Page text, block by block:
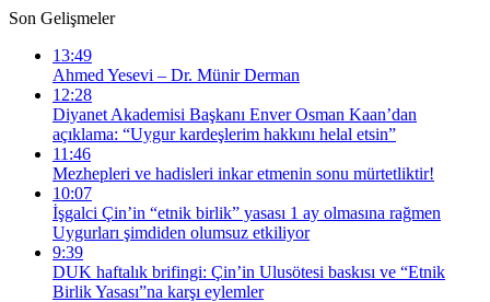
Son Gelişmeler
13:49
Ahmed Yesevi – Dr. Münir Derman
12:28
Diyanet Akademisi Başkanı Enver Osman Kaan’dan
açıklama: “Uygur kardeşlerim hakkını helal etsin”
11:46
Mezhepleri ve hadisleri inkar etmenin sonu mürtetliktir!
10:07
İşgalci Çin’in “etnik birlik” yasası 1 ay olmasına rağmen
Uygurları şimdiden olumsuz etkiliyor
9:39
DUK haftalık brifingi: Çin’in Ulusötesi baskısı ve “Etnik
Birlik Yasası”na karşı eylemler